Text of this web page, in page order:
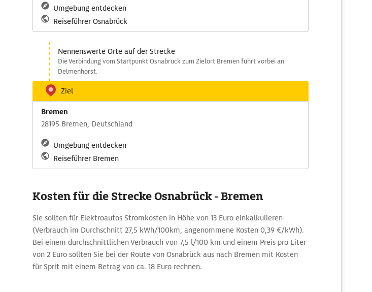
Umgebung entdecken
Reiseführer Osnabrück
Nennenswerte Orte auf der Strecke
Die Verbindung vom Startpunkt Osnabrück zum Zielort Bremen führt vorbei an
Delmenhorst.
Ziel
Bremen
28195 Bremen, Deutschland
Umgebung entdecken
Reiseführer Bremen
Kosten für die Strecke Osnabrück - Bremen
Sie sollten für Elektroautos Stromkosten in Höhe von 13 Euro einkalkulieren
(Verbrauch im Durchschnitt 27,5 kWh/100km, angenommene Kosten 0,39 €/kWh).
Bei einem durchschnittlichen Verbrauch von 7,5 l/100 km und einem Preis pro Liter
von 2 Euro sollten Sie bei der Route von Osnabrück aus nach Bremen mit Kosten
für Sprit mit einem Betrag von ca. 18 Euro rechnen.